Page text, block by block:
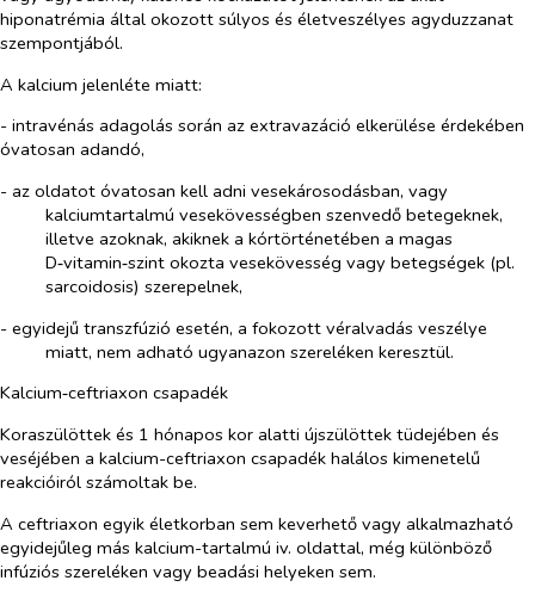
hiponatrémia által okozott súlyos és életveszélyes agyduzzanat
szempontjából.
A kalcium jelenléte miatt:
- intravénás adagolás során az extravazáció elkerülése érdekében
óvatosan adandó,
- az oldatot óvatosan kell adni vesekárosodásban, vagy
kalciumtartalmú vesekövességben szenvedő betegeknek,
illetve azoknak, akiknek a kórtörténetében a magas
D‑vitamin‑szint okozta vesekövesség vagy betegségek (pl.
sarcoidosis) szerepelnek,
- egyidejű transzfúzió esetén, a fokozott véralvadás veszélye
miatt, nem adható ugyanazon szereléken keresztül.
Kalcium‑ceftriaxon csapadék
Koraszülöttek és 1 hónapos kor alatti újszülöttek tüdejében és
veséjében a kalcium-ceftriaxon csapadék halálos kimenetelű
reakcióiról számoltak be.
A ceftriaxon egyik életkorban sem keverhető vagy alkalmazható
egyidejűleg más kalcium-tartalmú iv. oldattal, még különböző
infúziós szereléken vagy beadási helyeken sem.